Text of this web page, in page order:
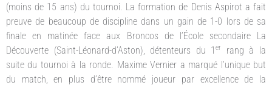
(moins de 15 ans) du tournoi. La formation de Denis Aspirot a fait
preuve de beaucoup de discipline dans un gain de 1-0 lors de sa
finale en matinée face aux Broncos de l’École secondaire La
Découverte (Saint-Léonard-d’Aston), détenteurs du 1er
rang à la
suite du tournoi à la ronde. Maxime Vernier a marqué l’unique but
du match, en plus d’être nommé joueur par excellence de la